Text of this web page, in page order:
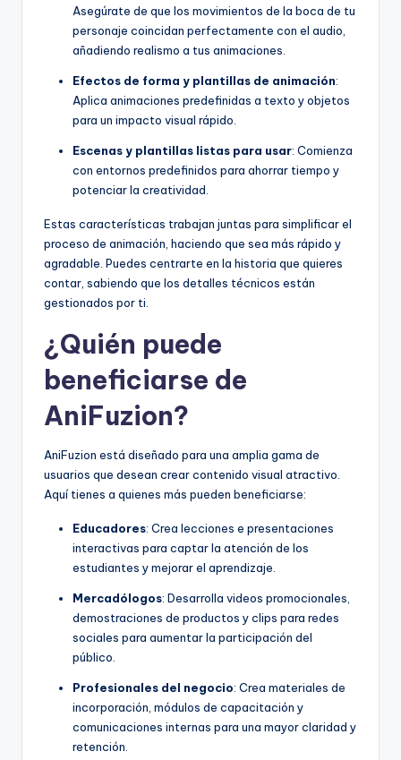
Asegúrate de que los movimientos de la boca de tu
personaje coincidan perfectamente con el audio,
añadiendo realismo a tus animaciones.
Efectos de forma y plantillas de animación:
Aplica animaciones predefinidas a texto y objetos
para un impacto visual rápido.
Escenas y plantillas listas para usar: Comienza
con entornos predefinidos para ahorrar tiempo y
potenciar la creatividad.
Estas características trabajan juntas para simplificar el
proceso de animación, haciendo que sea más rápido y
agradable. Puedes centrarte en la historia que quieres
contar, sabiendo que los detalles técnicos están
gestionados por ti.
¿Quién puede
beneficiarse de
AniFuzion?
AniFuzion está diseñado para una amplia gama de
usuarios que desean crear contenido visual atractivo.
Aquí tienes a quienes más pueden beneficiarse:
Educadores: Crea lecciones e presentaciones
interactivas para captar la atención de los
estudiantes y mejorar el aprendizaje.
Mercadólogos: Desarrolla videos promocionales,
demostraciones de productos y clips para redes
sociales para aumentar la participación del
público.
Profesionales del negocio: Crea materiales de
incorporación, módulos de capacitación y
comunicaciones internas para una mayor claridad y
retención.